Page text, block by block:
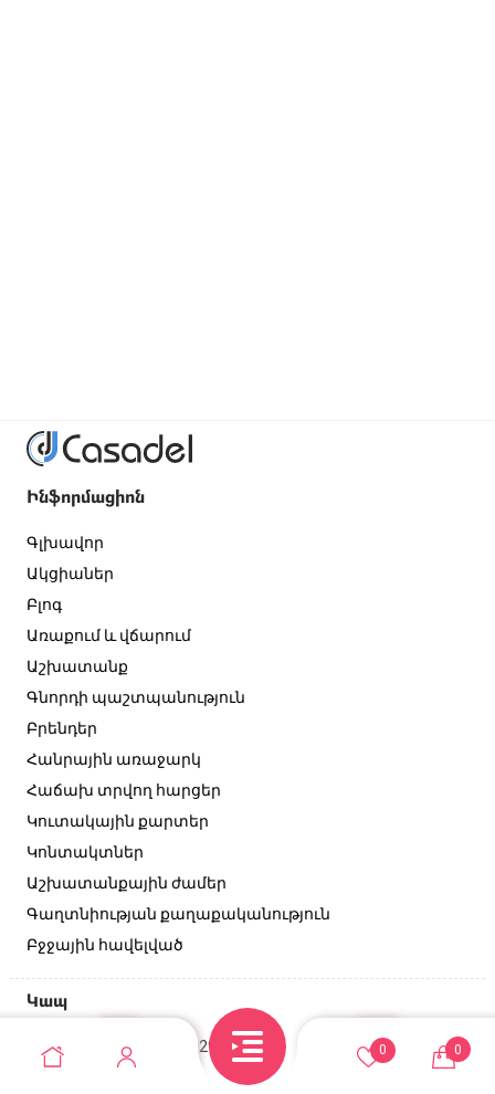
0 0
Ինֆորմացիոն
Գլխավոր
Ակցիաներ
Բլոգ
Առաքում և վճարում
Աշխատանք
Գնորդի պաշտպանություն
Բրենդեր
Հանրային առաջարկ
Հաճախ տրվող հարցեր
Կուտակային քարտեր
Կոնտակտներ
Աշխատանքային ժամեր
Գաղտնիության քաղաքականություն
Բջջային հավելված
Կապ
Անդրանիկի փող, 129/2 շենք